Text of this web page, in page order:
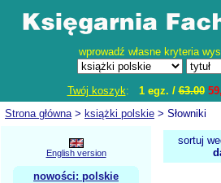
wprowadź własne kryteria
Twój koszyk: 1 egz. /63.00
Strona główna> książki polskie > Słowniki
English version
nowości: polskie
sortuj